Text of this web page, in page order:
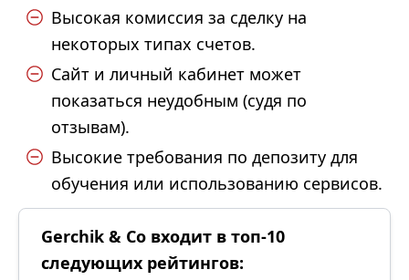
Высокая комиссия за сделку на
некоторых типах счетов.
Сайт и личный кабинет может
показаться неудобным (судя по
отзывам).
Высокие требования по депозиту для
обучения или использованию сервисов.
Gerchik & Co входит в топ-10
следующих рейтингов: